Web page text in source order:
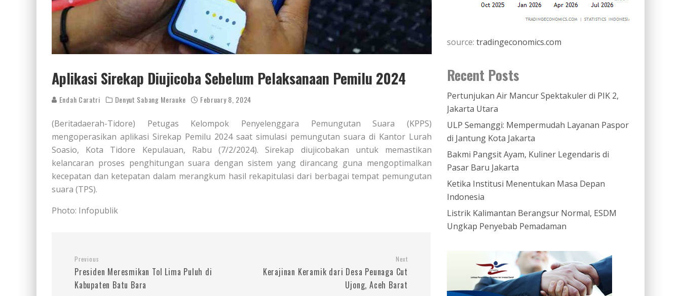
Aplikasi Sirekap Diujicoba Sebelum Pelaksanaan Pemilu 2024
Endah Caratri Denyut Sabang Merauke February 8, 2024
(Beritadaerah-Tidore) Petugas Kelompok Penyelenggara Pemungutan Suara (KPPS)
mengoperasikan aplikasi Sirekap Pemilu 2024 saat simulasi pemungutan suara di Kantor Lurah
Soasio, Kota Tidore Kepulauan, Rabu (7/2/2024). Sirekap diujicobakan untuk memastikan
kelancaran proses penghitungan suara dengan sistem yang dirancang guna mengoptimalkan
kecepatan dan ketepatan dalam merangkum hasil rekapitulasi dari berbagai tempat pemungutan
suara (TPS).
Photo: Infopublik
Previous
Presiden Meresmikan Tol Lima Puluh di
Kabupaten Batu Bara
Next
Kerajinan Keramik dari Desa Peunaga Cut
Ujong, Aceh Barat
source: tradingeconomics.com
Recent Posts
Pertunjukan Air Mancur Spektakuler di PIK 2,
Jakarta Utara
ULP Semanggi: Mempermudah Layanan Paspor
di Jantung Kota Jakarta
Bakmi Pangsit Ayam, Kuliner Legendaris di
Pasar Baru Jakarta
Ketika Institusi Menentukan Masa Depan
Indonesia
Listrik Kalimantan Berangsur Normal, ESDM
Ungkap Penyebab Pemadaman